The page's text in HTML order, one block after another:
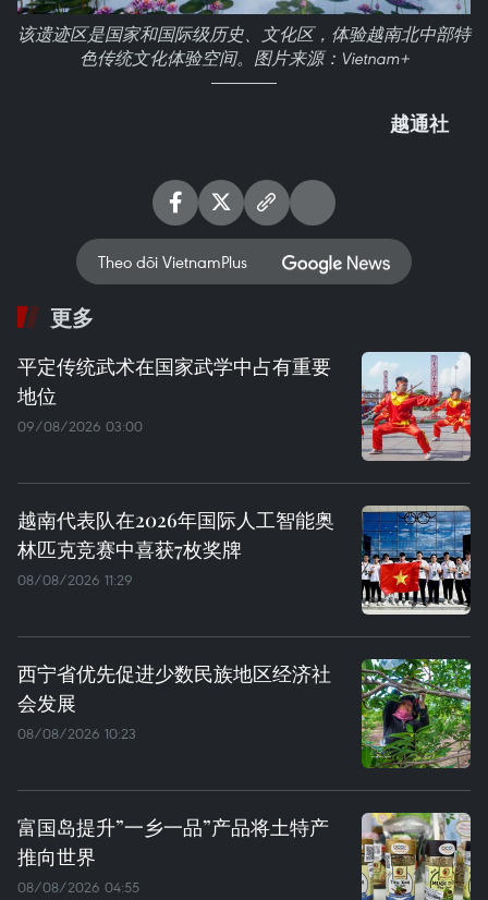
该遗迹区是国家和国际级历史、文化区，体验越南北中部特
色传统文化体验空间。图片来源：Vietnam+
越通社
Theo dõi VietnamPlus
更多
平定传统武术在国家武学中占有重要
地位
09/08/2026 03:00
越南代表队在2026年国际人工智能奥
林匹克竞赛中喜获7枚奖牌
08/08/2026 11:29
西宁省优先促进少数民族地区经济社
会发展
08/08/2026 10:23
富国岛提升”一乡一品”产品将土特产
推向世界
08/08/2026 04:55